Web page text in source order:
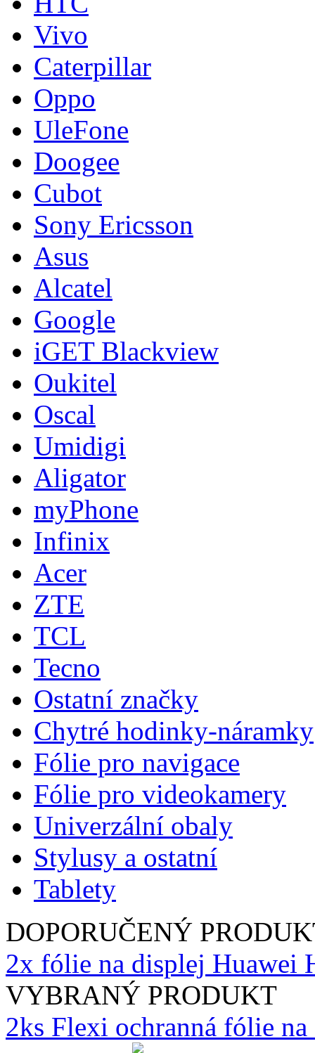
Vivo
Caterpillar
Oppo
UleFone
Doogee
Cubot
Sony Ericsson
Asus
Alcatel
Google
iGET Blackview
Oukitel
Oscal
Umidigi
Aligator
myPhone
Infinix
Acer
ZTE
TCL
Tecno
Ostatní značky
Chytré hodinky-náramky
Fólie pro navigace
Fólie pro videokamery
Univerzální obaly
Stylusy a ostatní
Tablety
DOPORUČENÝ
2x fólie na displej Huawei
VYBRANÝ PRODUKT
2ks Flexi ochranná fólie